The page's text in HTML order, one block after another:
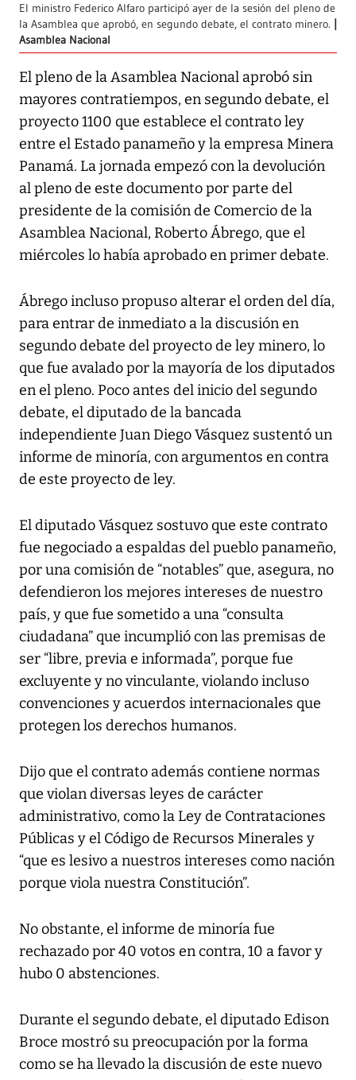
El ministro Federico Alfaro participó ayer de la sesión del pleno de
la Asamblea que aprobó, en segundo debate, el contrato minero.
Asamblea Nacional
El pleno de la Asamblea Nacional aprobó sin
mayores contratiempos, en segundo debate, el
proyecto 1100 que establece el contrato ley
entre el Estado panameño y la empresa Minera
Panamá. La jornada empezó con la devolución
al pleno de este documento por parte del
presidente de la comisión de Comercio de la
Asamblea Nacional, Roberto Ábrego, que el
miércoles lo había aprobado en primer debate.
Ábrego incluso propuso alterar el orden del día,
para entrar de inmediato a la discusión en
segundo debate del proyecto de ley minero, lo
que fue avalado por la mayoría de los diputados
en el pleno. Poco antes del inicio del segundo
debate, el diputado de la bancada
independiente Juan Diego Vásquez sustentó un
informe de minoría, con argumentos en contra
de este proyecto de ley.
El diputado Vásquez sostuvo que este contrato
fue negociado a espaldas del pueblo panameño,
por una comisión de “notables” que, asegura, no
defendieron los mejores intereses de nuestro
país, y que fue sometido a una “consulta
ciudadana” que incumplió con las premisas de
ser “libre, previa e informada”, porque fue
excluyente y no vinculante, violando incluso
convenciones y acuerdos internacionales que
protegen los derechos humanos.
Dijo que el contrato además contiene normas
que violan diversas leyes de carácter
administrativo, como la Ley de Contrataciones
Públicas y el Código de Recursos Minerales y
“que es lesivo a nuestros intereses como nación
porque viola nuestra Constitución”.
No obstante, el informe de minoría fue
rechazado por 40 votos en contra, 10 a favor y
hubo 0 abstenciones.
Durante el segundo debate, el diputado Edison
Broce mostró su preocupación por la forma
como se ha llevado la discusión de este nuevo